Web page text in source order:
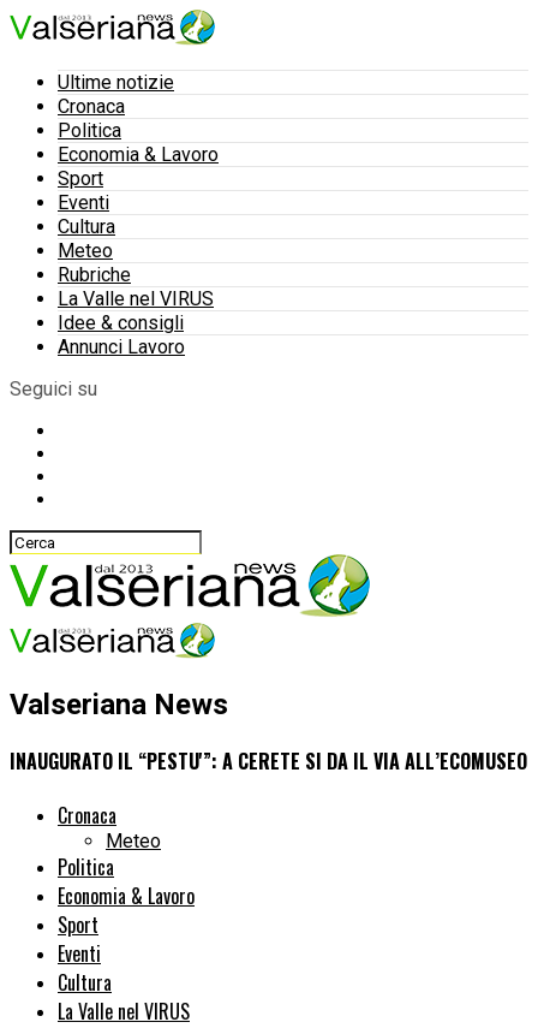
Ultime notizie
Cronaca
Politica
Economia & Lavoro
Sport
Eventi
Cultura
Meteo
Rubriche
La Valle nel VIRUS
Idee & consigli
Annunci Lavoro
Seguici su
Valseriana News
INAUGURATO IL “PESTU'”: A CERETE SI DA IL VIA ALL’ECOMUSEO
Cronaca
Meteo
Politica
Economia & Lavoro
Sport
Eventi
Cultura
La Valle nel VIRUS